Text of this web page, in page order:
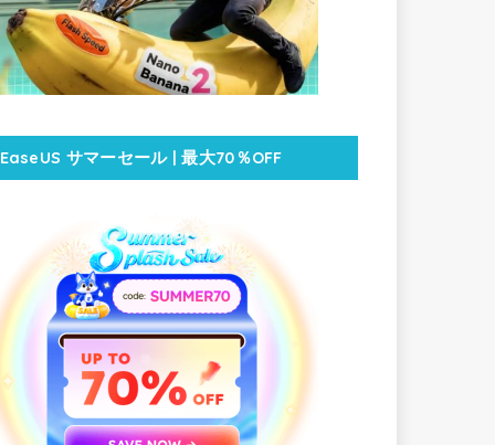
EaseUS サマーセール | 最大70％OFF